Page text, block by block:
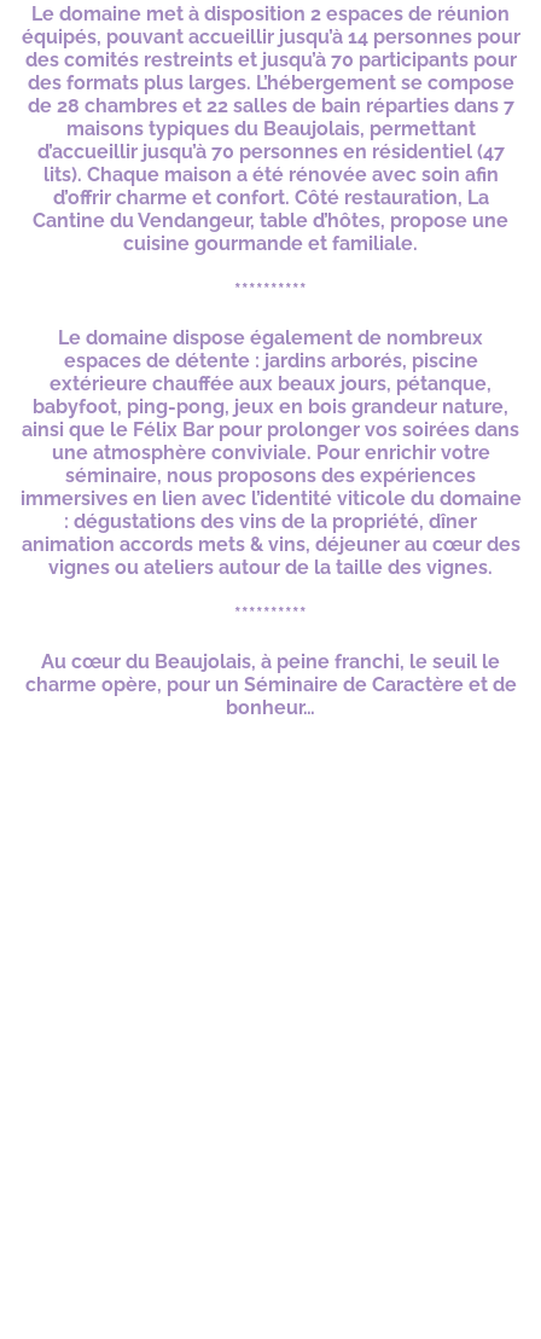
Le domaine met à disposition 2 espaces de réunion
équipés, pouvant accueillir jusqu’à 14 personnes pour
des comités restreints et jusqu’à 70 participants pour
des formats plus larges. L’hébergement se compose
de 28 chambres et 22 salles de bain réparties dans 7
maisons typiques du Beaujolais, permettant
d’accueillir jusqu’à 70 personnes en résidentiel (47
lits). Chaque maison a été rénovée avec soin afin
d’offrir charme et confort. Côté restauration, La
Cantine du Vendangeur, table d’hôtes, propose une
cuisine gourmande et familiale.
**********
Le domaine dispose également de nombreux
espaces de détente : jardins arborés, piscine
extérieure chauffée aux beaux jours, pétanque,
babyfoot, ping-pong, jeux en bois grandeur nature,
ainsi que le Félix Bar pour prolonger vos soirées dans
une atmosphère conviviale. Pour enrichir votre
séminaire, nous proposons des expériences
immersives en lien avec l’identité viticole du domaine
: dégustations des vins de la propriété, dîner
animation accords mets & vins, déjeuner au cœur des
vignes ou ateliers autour de la taille des vignes.
**********
Au cœur du Beaujolais, à peine franchi, le seuil le
charme opère, pour un Séminaire de Caractère et de
bonheur…